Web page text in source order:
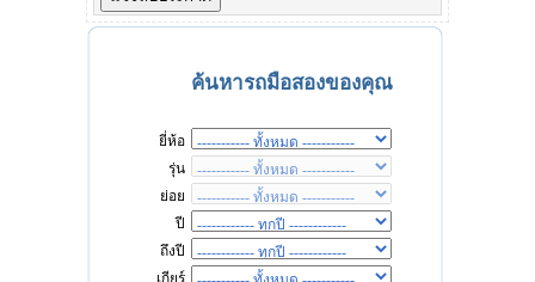
ค้นหารถมือสองของคุณ
ยี่ห้อ
รุ่น
ย่อย
ปี
ถึงปี